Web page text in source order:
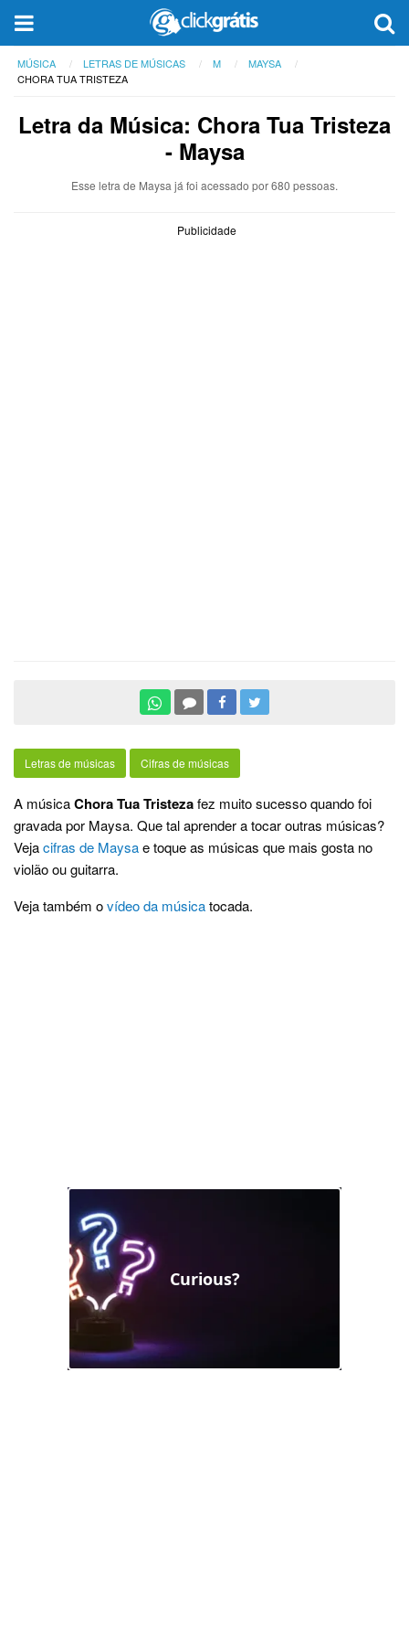
MÚSICA LETRAS DE MÚSICAS M
MAYSA
CHORA TUA TRISTEZA
Letra da Música: Chora Tua Tristeza
- Maysa
Esse letra de Maysa já foi acessado por 680 pessoas.
Publicidade
Letras de músicas Cifras de músicas
A músicaChora Tua Tristezafez muito sucesso quando foi
gravada por Maysa. Que tal aprender a tocar outras músicas?
Vejacifras de Maysae toque as músicas que mais gosta no
violão ou guitarra.
Veja também ovídeo da músicatocada.